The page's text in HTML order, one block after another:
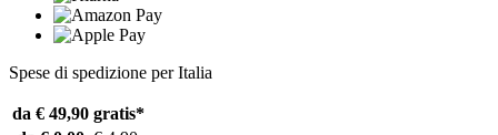
Spese di spedizione per Italia
da € 49,90 gratis*